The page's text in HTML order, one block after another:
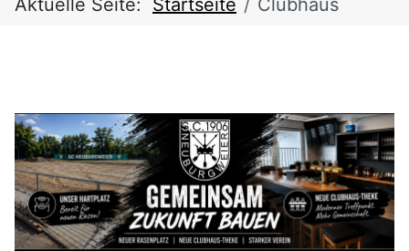
Aktuelle Seite: Startseite Clubhaus